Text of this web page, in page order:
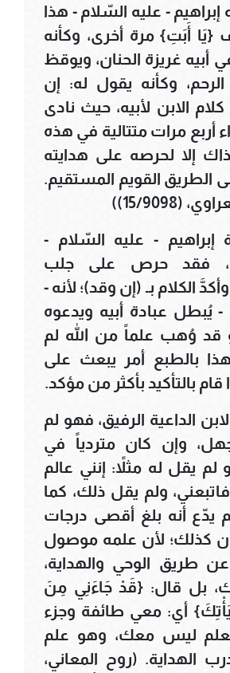
إبراهيم - عليه السّلام - هذا
{يَا أَبَتِ} مرة أخرى، وكأنه
أبيه غريزة الحنان، ويوقظ
وكأنه يقول له: إن
الابن لأبيه، حيث نادى
أربع مرات متتالية في هذه
ذاك إلا لحرصه على هدايته
الطريق القويم المستقيم.
(15/9098))
إبراهيم - عليه السّلام -
فقد حرص على جلب
الكلام بـ (إن وقد)؛ لأنه -
- يُبطل عبادة أبيه ويدعوه
قد وُهب علماً من الله لم
بالطبع أمر يبعث على
قام بالتأكيد بأكثر من مؤكد.
الداعية الرفيق، فهو لم
وإن كان متردياً في
لم يقل له مثلاً: إنني عالم
ولم يقل ذلك، كما
يدّع أنه بلغ أقصى درجات
كذلك؛ لأن علمه موصول
عن طريق الوحي والهداية،
بل قال: {قَدْ جَاءَنِي مِنَ
يَأْتِكَ} أي: معي طائفة وجزء
ليس معك، وهو علم
الهداية. (روح المعاني،